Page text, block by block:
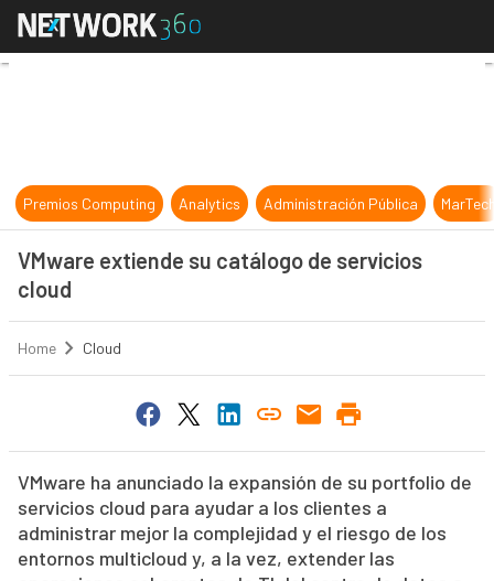
VMware extiende su catálogo de
Premios Computing Analytics Administración Pública
VMware extiende su catálogo de servicios
cloud
Home Cloud
VMware ha anunciado la expansión de su portfolio de
servicios cloud para ayudar a los clientes a
administrar mejor la complejidad y el riesgo de los
entornos multicloud y, a la vez, extender las